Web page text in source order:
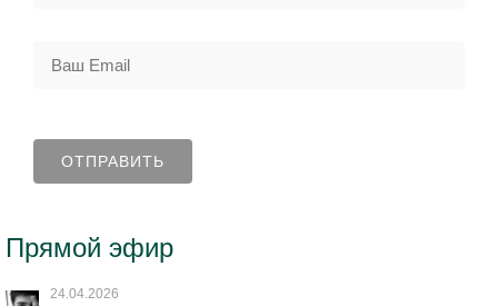
Прямой эфир
24.04.2026